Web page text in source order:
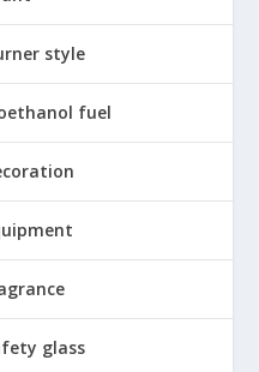
style
fuel
glass